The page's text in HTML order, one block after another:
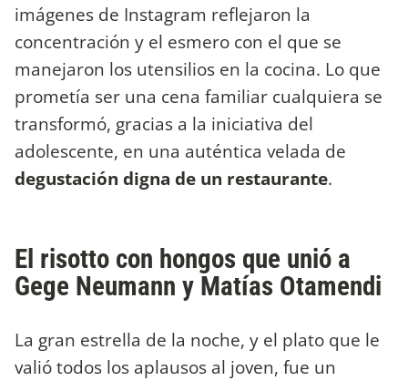
imágenes de Instagram reflejaron la
concentración y el esmero con el que se
manejaron los utensilios en la cocina. Lo que
prometía ser una cena familiar cualquiera se
transformó, gracias a la iniciativa del
adolescente, en una auténtica velada de
degustación digna de un restaurante.
El risotto con hongos que unió a
Gege Neumann y Matías Otamendi
La gran estrella de la noche, y el plato que le
valió todos los aplausos al joven, fue un